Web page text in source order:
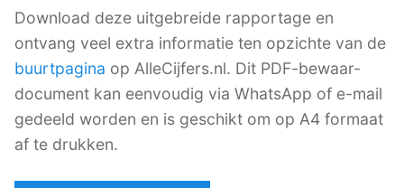
Download deze uitgebreide rapportage en
ontvang veel extra informatie ten opzichte van de
buurtpagina op AlleCijfers.nl. Dit PDF-bewaar-
document kan eenvoudig via WhatsApp of e-mail
gedeeld worden en is geschikt om op A4 formaat
af te drukken.